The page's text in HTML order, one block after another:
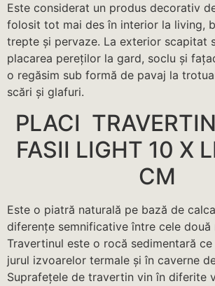
Este considerat un produs decorativ
folosit tot mai des în interior la living,
trepte și pervaze. La exterior scapitat
placarea pereților la gard, soclu și
o regăsim sub formă de pavaj la
scări și glafuri.
PLACI
FASII LIGHT 10 X
CM
Este o piatră naturală pe bază de
diferențe semnificative între cele două
Travertinul este o rocă sedimentară ce
jurul izvoarelor termale și în caverne
Suprafețele de travertin vin în diferite